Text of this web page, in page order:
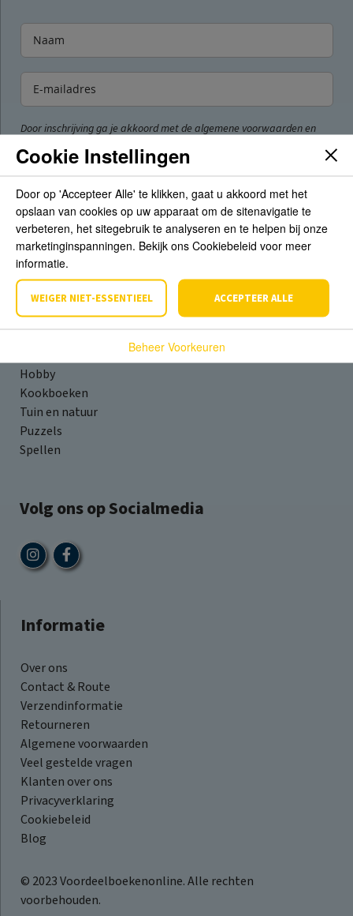
Assortiment
Fictie
Young Adult
Geschiedenis & Kunst
Hobby
Kookboeken
Tuin en natuur
Puzzels
Spellen
Volg ons op Socialmedia
Informatie
Over ons
Contact & Route
Verzendinformatie
Retourneren
Algemene voorwaarden
Veel gestelde vragen
Klanten over ons
Privacyverklaring
Cookiebeleid
Blog
© 2023 Voordeelboekenonline. Alle rechten
voorbehouden.
Door inschrijving ga je akkoord met de algemene voorwaarden en
Inschrijven
Cookie Instellingen
Door op 'Accepteer Alle' te klikken, gaat u akkoord met het
opslaan van cookies op uw apparaat om de sitenavigatie te
verbeteren, het sitegebruik te analyseren en te helpen bij onze
marketinginspanningen. Bekijk ons Cookiebeleid voor meer
informatie.
WEIGER NIET-ESSENTIEEL ACCEPTEER ALLE
Beheer Voorkeuren